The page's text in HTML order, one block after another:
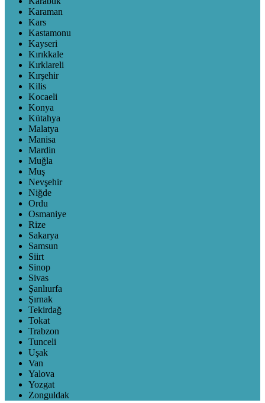
Karaman
Kars
Kastamonu
Kayseri
Kırıkkale
Kırklareli
Kırşehir
Kilis
Kocaeli
Konya
Kütahya
Malatya
Manisa
Mardin
Muğla
Muş
Nevşehir
Niğde
Ordu
Osmaniye
Rize
Sakarya
Samsun
Siirt
Sinop
Sivas
Şanlıurfa
Şırnak
Tekirdağ
Tokat
Trabzon
Tunceli
Uşak
Van
Yalova
Yozgat
Zonguldak